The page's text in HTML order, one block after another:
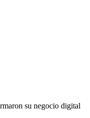
su negocio digital